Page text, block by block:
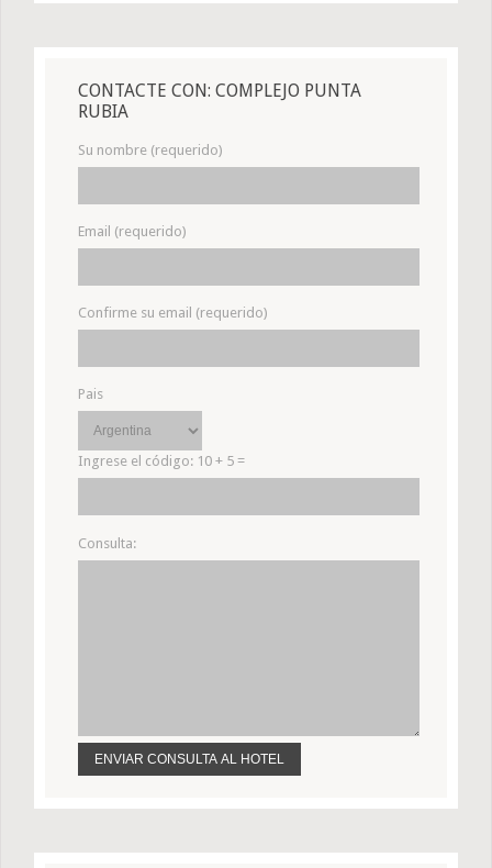
CONTACTE CON: COMPLEJO PUNTA
RUBIA
Su nombre (requerido)
Email (requerido)
Confirme su email (requerido)
Pais
Ingrese el código: 10 + 5 =
Consulta: